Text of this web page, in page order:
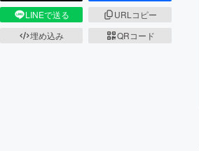
LINEで送る
URLコピー
埋め込み
QRコード